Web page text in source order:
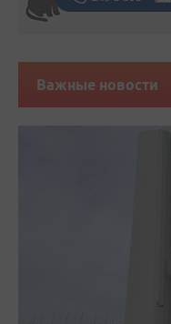
Важные новости